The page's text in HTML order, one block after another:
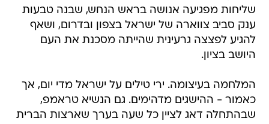
שליחות מפגיעה אנושה בראש הנחש, שבנה טבעות
ענק סביב צווארה של ישראל בצפון ובדרום, ושאף
להגיע לפצצה גרעינית שהייתה מסכנת את העם
היושב בציון.
המלחמה בעיצומה. ירי טילים על ישראל מדי יום, אך
כאמור - ההישגים מדהימים. גם הנשיא טראמפ,
שבהתחלה דאג לציין כל שעה בערך שארצות הברית